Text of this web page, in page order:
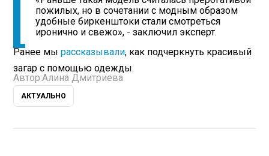
пожилых, но в сочетании с модным образом
удобные биркенштоки стали смотреться
иронично и свежо», - заключил эксперт.
Ранее мырассказывали, как подчеркнуть красивый
загар с помощью одежды.
Автор:Алина Дмитриева
АКТУАЛЬНО